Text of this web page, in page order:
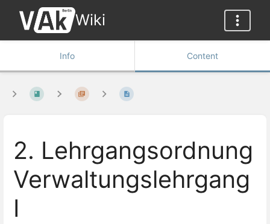
Wiki
Info Content
2. Lehrgangsordnung
Verwaltungslehrgang
I